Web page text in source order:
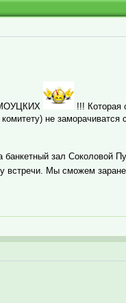
!!! Которая
не заморачиватся
зал Соколовой
встречи. Мы сможем